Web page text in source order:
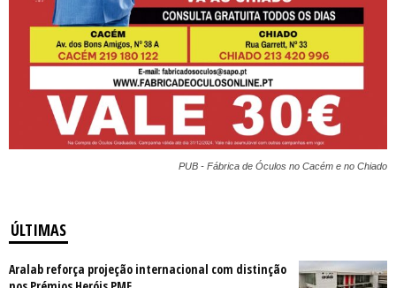
PUB - Fábrica de Óculos no Cacém e no Chiado
ÚLTIMAS
Aralab reforça projeção internacional com distinção